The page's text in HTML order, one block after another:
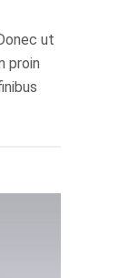
ut
proin